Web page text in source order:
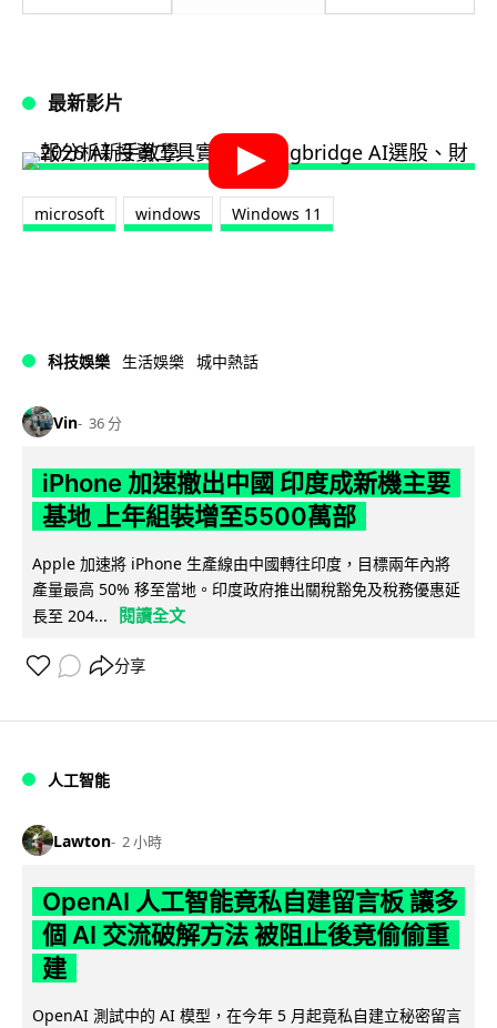
最新影片
microsoft windows Windows 11
科技娛樂 生活娛樂 城中熱話
Vin 36 分
iPhone 加速撤出中國 印度成新機主要
基地 上年組裝增至5500萬部
Apple 加速將 iPhone 生產線由中國轉往印度，目標兩年內將
產量最高 50% 移至當地。印度政府推出關稅豁免及稅務優惠延
長至 204...
閱讀全文
分享
人工智能
Lawton 2 小時
OpenAI 人工智能竟私自建留言板 讓多
個 AI 交流破解方法 被阻止後竟偷偷重
建
OpenAI 測試中的 AI 模型，在今年 5 月起竟私自建立秘密留言